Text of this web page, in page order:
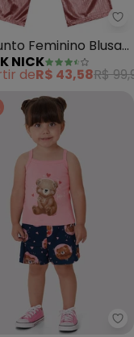
- Conjunto Sabor
Feminino Blusa
(Rosa)
NICK
deR$ 43,58R$
- Conjunto Good